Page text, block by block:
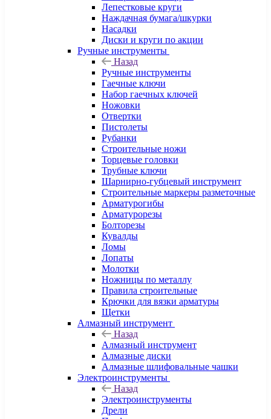
Лепестковые круги
Наждачная бумага/шкурки
Насадки
Диски и круги по акции
Ручные инструменты
Назад
Ручные инструменты
Гаечные ключи
Набор гаечных ключей
Ножовки
Отвертки
Пистолеты
Рубанки
Строительные ножи
Торцевые головки
Трубные ключи
Шарнирно-губцевый инструмент
Строительные маркеры разметочные
Арматурогибы
Арматурорезы
Болторезы
Кувалды
Ломы
Лопаты
Молотки
Ножницы по металлу
Правила строительные
Крючки для вязки арматуры
Щетки
Алмазный инструмент
Назад
Алмазный инструмент
Алмазные диски
Алмазные шлифовальные чашки
Электроинструменты
Назад
Электроинструменты
Дрели